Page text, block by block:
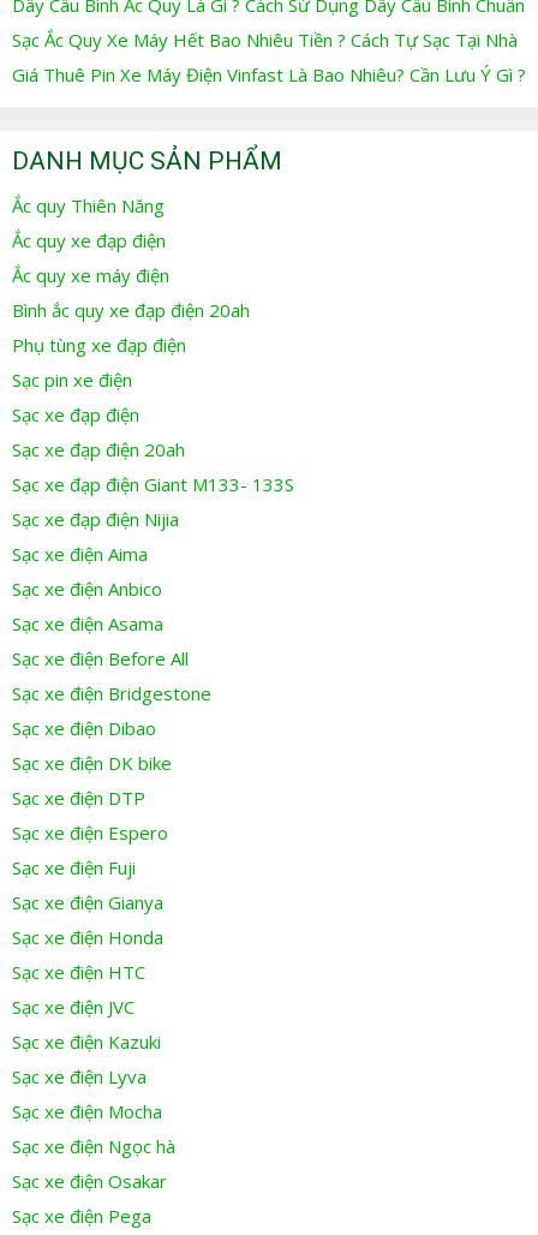
Sạc Ắc Quy Xe Máy Hết Bao Nhiêu Tiền ? Cách Tự Sạc Tại Nhà
Giá Thuê Pin Xe Máy Điện Vinfast Là Bao Nhiêu? Cần Lưu Ý Gì ?
DANH MỤC SẢN PHẨM
Ắc quy Thiên Năng
Ắc quy xe đạp điện
Ắc quy xe máy điện
Bình ắc quy xe đạp điện 20ah
Phụ tùng xe đạp điện
Sạc pin xe điện
Sạc xe đạp điện
Sạc xe đạp điện 20ah
Sạc xe đạp điện Giant M133- 133S
Sạc xe đạp điện Nijia
Sạc xe điện Aima
Sạc xe điện Anbico
Sạc xe điện Asama
Sạc xe điện Before All
Sạc xe điện Bridgestone
Sạc xe điện Dibao
Sạc xe điện DK bike
Sạc xe điện DTP
Sạc xe điện Espero
Sạc xe điện Fuji
Sạc xe điện Gianya
Sạc xe điện Honda
Sạc xe điện HTC
Sạc xe điện JVC
Sạc xe điện Kazuki
Sạc xe điện Lyva
Sạc xe điện Mocha
Sạc xe điện Ngọc hà
Sạc xe điện Osakar
Sạc xe điện Pega